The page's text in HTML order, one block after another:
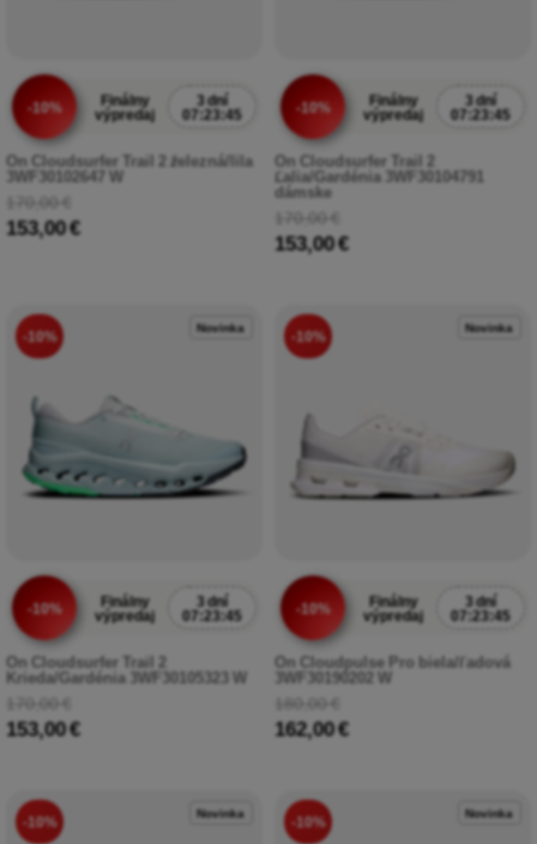
-10%
Finálny
výpredaj
3 dní
07:23:43
On Cloudsurfer Trail 2 železná/lila
3WF30102647 W
170,00 €
153,00 €
-10%
Finálny
výpredaj
3 dní
07:23:43
On Cloudsurfer Trail 2
Ľalia/Gardénia 3WF30104791
dámske
170,00 €
153,00 €
-10%
Novinka
-10%
Finálny
výpredaj
3 dní
07:23:43
On Cloudsurfer Trail 2
Krieda/Gardénia 3WF30105323 W
170,00 €
153,00 €
-10%
Novinka
-10%
Finálny
výpredaj
3 dní
07:23:43
On Cloudpulse Pro biela/ľadová
3WF30190202 W
180,00 €
162,00 €
-10%
Novinka
-10%
Novinka